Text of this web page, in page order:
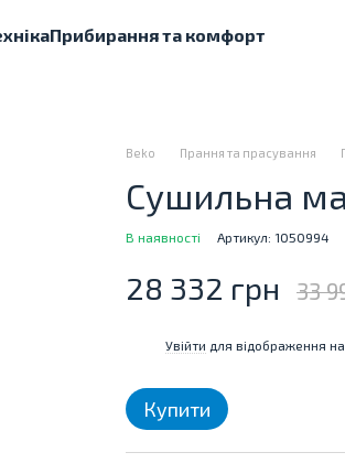
Прибирання та комфорт
Beko Прання та прасування
Сушильна
В наявності Артикул: 1050994
28 332 грн 33
Увійти для відображення
Купити